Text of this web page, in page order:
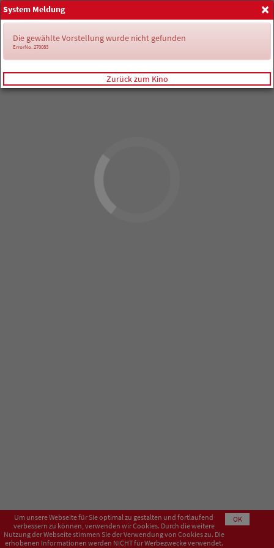
Anmelden
Um unsere Webseite für Sie optimal zu gestalten und fortlaufend
verbessern zu können, verwenden wir Cookies. Durch die weitere
Nutzung der Webseite stimmen Sie der Verwendung von Cookies zu. Die
erhobenen Informationen werden NICHT für Werbezwecke verwendet.
OK
×
System Meldung
Die gewählte Vorstellung wurde nicht gefunden
ErrorNo. 270083
Zurück zum Kino